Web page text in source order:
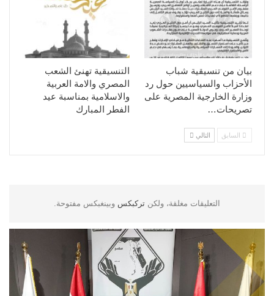
التنسيقية تهنئ الشعب
المصري والامة العربية
والاسلامية بمناسبة عيد
الفطر المبارك
بيان من تنسيقية شباب
الأحزاب والسياسيين حول رد
وزارة الخارجية المصرية على
تصريحات…
السابق التالي
التعليقات مغلقة، ولكن تركبكس وبينغبكس مفتوحة.